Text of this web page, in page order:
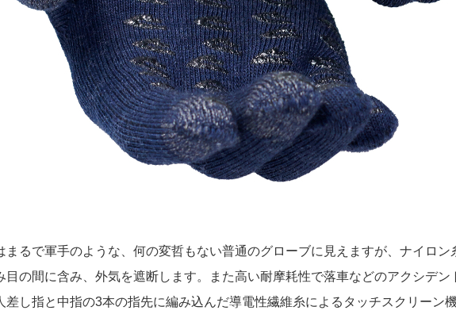
まるで軍手のような、何の変哲もない普通のグローブに見えますが、ナイロ
目の間に含み、外気を遮断します。また高い耐摩耗性で落車などのアクシデン
差し指と中指の3本の指先に編み込んだ導電性繊維糸によるタッチスクリーン